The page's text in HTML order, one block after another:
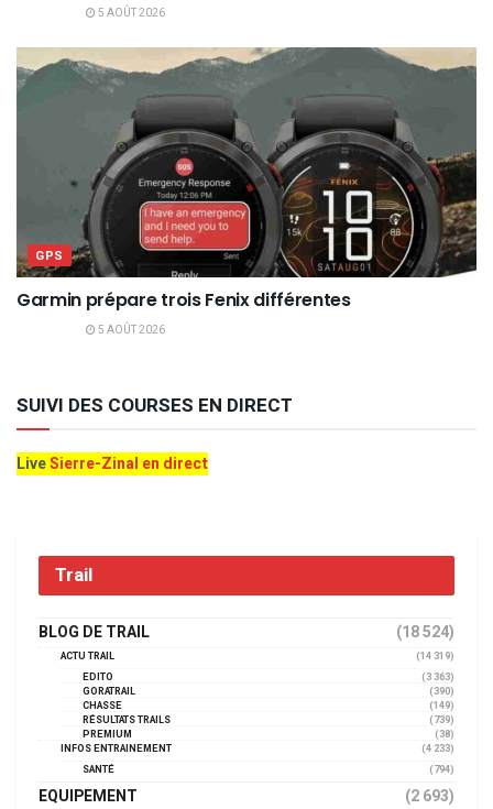
5 AOÛT 2026
GPS
Garmin prépare trois Fenix différentes
5 AOÛT 2026
SUIVI DES COURSES EN DIRECT
LiveSierre-Zinal en direct
Trail
BLOG DE TRAIL (18 524)
ACTU TRAIL
(14 319)
EDITO
(3 363)
GORATRAIL
(390)
CHASSE
(149)
RÉSULTATS TRAILS
(739)
PREMIUM
(38)
INFOS ENTRAINEMENT
(4 233)
SANTÉ
(794)
EQUIPEMENT (2 693)